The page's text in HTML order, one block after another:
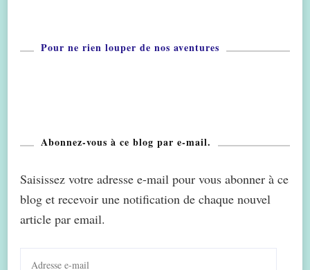
Pour ne rien louper de nos aventures
Abonnez-vous à ce blog par e-mail.
Saisissez votre adresse e-mail pour vous abonner à ce
blog et recevoir une notification de chaque nouvel
article par email.